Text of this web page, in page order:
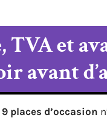
TVA et
avant
places d’occasion